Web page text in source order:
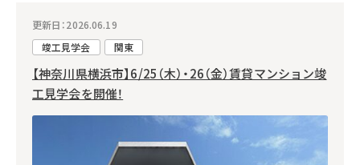
更新日：2026.06.19
竣工見学会
関東
【神奈川県横浜市】6/25（木）・26（金）賃貸マンション竣
工見学会を開催！